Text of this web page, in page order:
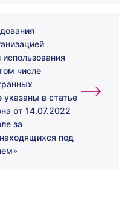
числе
указаны в статье
от 14.07.2022
за
под